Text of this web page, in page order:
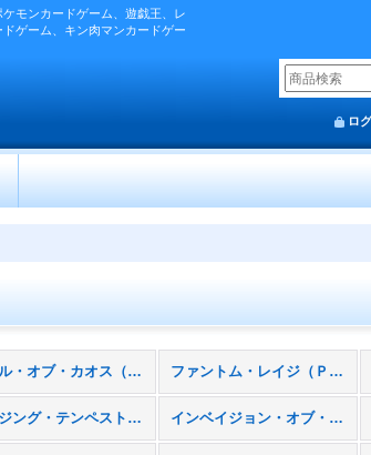
モンカードゲーム、遊戯王、レ
ゲーム、キン肉マンカードゲー
ロ
バトル・オブ・カオス（ＢＡＣＨ） ファントム・レイジ（ＰＨＲＡ）
レイジング・テンペスト（ＲＡＴＥ） インベイジョン・オブ・ヴェノム（ＩＮＯＶ）